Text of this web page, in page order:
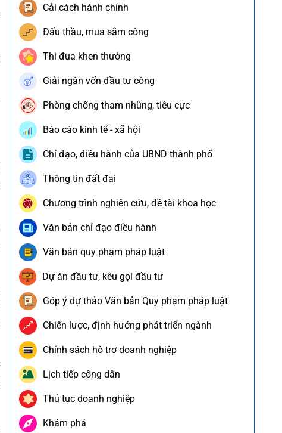
Cải cách hành chính
Đấu thầu, mua sắm công
Thi đua khen thưởng
Giải ngân vốn đầu tư công
Phòng chống tham nhũng, tiêu cực
Báo cáo kinh tế - xã hội
Chỉ đạo, điều hành của UBND thành phố
Thông tin đất đai
Chương trình nghiên cứu, đề tài khoa học
Văn bản chỉ đạo điều hành
Văn bản quy phạm pháp luật
Dự án đầu tư, kêu gọi đầu tư
Góp ý dự thảo Văn bản Quy phạm pháp luật
Chiến lược, định hướng phát triển ngành
Chính sách hỗ trợ doanh nghiệp
Lịch tiếp công dân
Thủ tục doanh nghiệp
Khám phá